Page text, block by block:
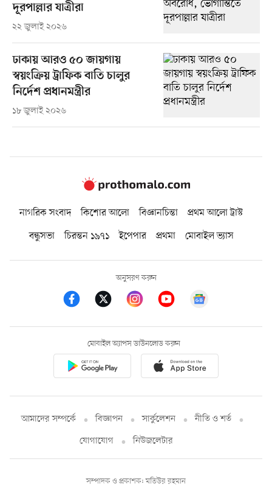
দূরপাল্লার যাত্রীরা
২২ জুলাই ২০২৬
ঢাকায় আরও ৫০ জায়গায়
স্বয়ংক্রিয় ট্রাফিক বাতি চালুর
নির্দেশ প্রধানমন্ত্রীর
১৮ জুলাই ২০২৬
নাগরিক সংবাদ কিশোর আলো বিজ্ঞানচিন্তা
প্রথম আলো ট্রাস্ট
বন্ধুসভা
চিরন্তন ১৯৭১ ইপেপার প্রথমা মোবাইল ভ্যাস
অনুসরণ করুন
মোবাইল অ্যাপস ডাউনলোড করুন
আমাদের সম্পর্কে বিজ্ঞাপন সার্কুলেশন
নীতি ও শর্ত
যোগাযোগ
নিউজলেটার
সম্পাদক ও প্রকাশক: মতিউর রহমান